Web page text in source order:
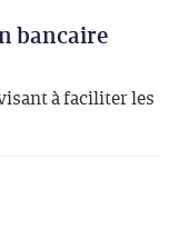
bancaire
à faciliter les